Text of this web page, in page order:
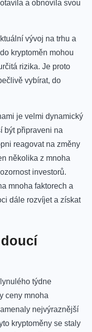
a ​obnovila svou
vývoj na trhu a
kryptoměn mohou
rizika. Je‌ proto
vybírat, do
‍je velmi dynamický
být připraveni ‍na
reagovat ‌na změny
několika z ‌mnoha⁣
⁣investorů.
⁤mnoha faktorech a
⁢dále rozvíjet​ a získat‌
týdne
ceny mnoha
nejvýraznější
kryptoměny ⁤se staly